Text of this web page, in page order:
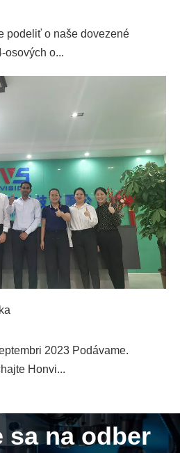
podeliť o naše dovezené
osových o...
2023 Podávame.
Honvi...
sa na odber